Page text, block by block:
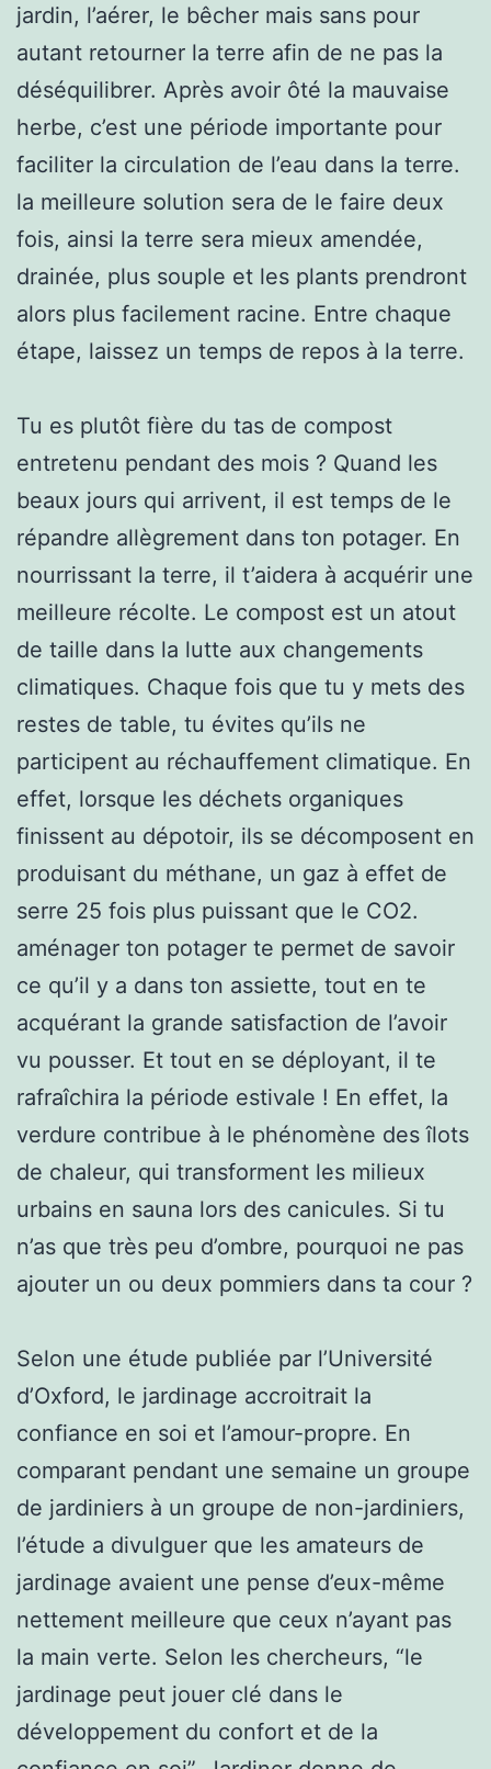
jardin, l’aérer, le bêcher mais sans pour
autant retourner la terre afin de ne pas la
déséquilibrer. Après avoir ôté la mauvaise
herbe, c’est une période importante pour
faciliter la circulation de l’eau dans la terre.
la meilleure solution sera de le faire deux
fois, ainsi la terre sera mieux amendée,
drainée, plus souple et les plants prendront
alors plus facilement racine. Entre chaque
étape, laissez un temps de repos à la terre.
Tu es plutôt fière du tas de compost
entretenu pendant des mois ? Quand les
beaux jours qui arrivent, il est temps de le
répandre allègrement dans ton potager. En
nourrissant la terre, il t’aidera à acquérir une
meilleure récolte. Le compost est un atout
de taille dans la lutte aux changements
climatiques. Chaque fois que tu y mets des
restes de table, tu évites qu’ils ne
participent au réchauffement climatique. En
effet, lorsque les déchets organiques
finissent au dépotoir, ils se décomposent en
produisant du méthane, un gaz à effet de
serre 25 fois plus puissant que le CO2.
aménager ton potager te permet de savoir
ce qu’il y a dans ton assiette, tout en te
acquérant la grande satisfaction de l’avoir
vu pousser. Et tout en se déployant, il te
rafraîchira la période estivale ! En effet, la
verdure contribue à le phénomène des îlots
de chaleur, qui transforment les milieux
urbains en sauna lors des canicules. Si tu
n’as que très peu d’ombre, pourquoi ne pas
ajouter un ou deux pommiers dans ta cour ?
Selon une étude publiée par l’Université
d’Oxford, le jardinage accroitrait la
confiance en soi et l’amour-propre. En
comparant pendant une semaine un groupe
de jardiniers à un groupe de non-jardiniers,
l’étude a divulguer que les amateurs de
jardinage avaient une pense d’eux-même
nettement meilleure que ceux n’ayant pas
la main verte. Selon les chercheurs, “le
jardinage peut jouer clé dans le
développement du confort et de la